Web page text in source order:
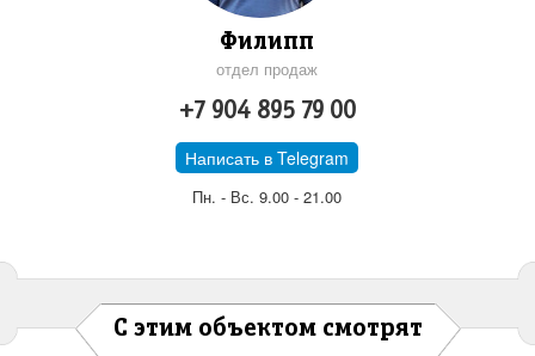
Филипп
отдел продаж
+7 904 895 79 00
Написать в Telegram
Пн. - Вс. 9.00 - 21.00
С этим объектом смотрят